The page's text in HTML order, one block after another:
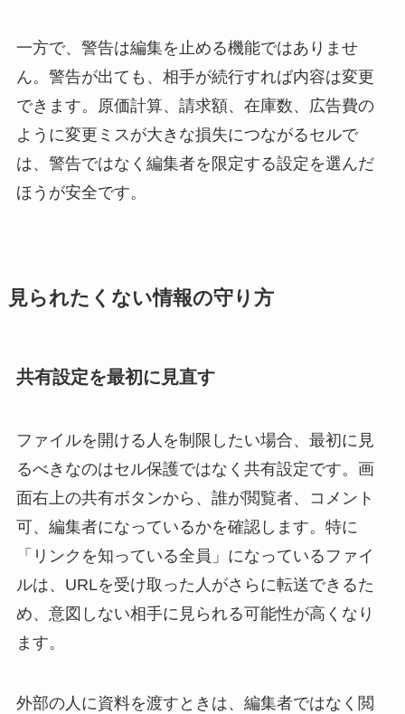
一方で、警告は編集を止める機能ではありませ
ん。警告が出ても、相手が続行すれば内容は変更
できます。原価計算、請求額、在庫数、広告費の
ように変更ミスが大きな損失につながるセルで
は、警告ではなく編集者を限定する設定を選んだ
ほうが安全です。
見られたくない情報の守り方
共有設定を最初に見直す
ファイルを開ける人を制限したい場合、最初に見
るべきなのはセル保護ではなく共有設定です。画
面右上の共有ボタンから、誰が閲覧者、コメント
可、編集者になっているかを確認します。特に
「リンクを知っている全員」になっているファイ
ルは、URLを受け取った人がさらに転送できるた
め、意図しない相手に見られる可能性が高くなり
ます。
外部の人に資料を渡すときは、編集者ではなく閲